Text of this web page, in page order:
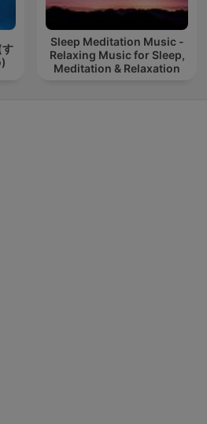
Sleep Meditation Music -
Relaxing Music for Sleep,
Meditation & Relaxation